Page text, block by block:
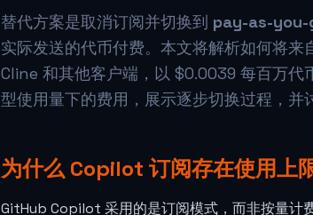
替代方案是取消订阅并切换到 pay-as-you-
实际发送的代币付费。本文将解析如何将来
Cline 和其他客户端，以 $0.0039 每百万代
型使用量下的费用，展示逐步切换过程，并
为什么 Copilot 订阅存在使用上
GitHub Copilot 采用的是订阅模式，而非按量计